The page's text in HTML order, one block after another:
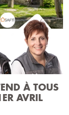
À TOUS
AVRIL